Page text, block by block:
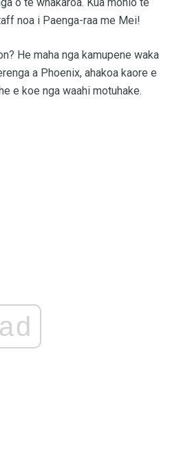
noa i Paenga-raa me Mei!
He maha nga kamupene waka
a Phoenix, ahakoa kaore e
e koe nga waahi motuhake.
ad